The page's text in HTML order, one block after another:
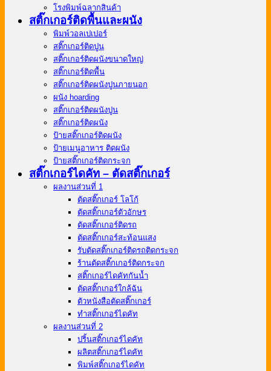
โรงพิมพ์ฉลากสินค้า
สติ๊กเกอร์ติดพื้นและผนัง
พิมพ์วอลเปเปอร์
สติ๊กเกอร์ติดปูน
สติ๊กเกอร์ติดผนังขนาดใหญ่
สติ๊กเกอร์ติดพื้น
สติ๊กเกอร์ติดผนังปูนภายนอก
ผนัง hoarding
สติ๊กเกอร์ติดผนังปูน
สติ๊กเกอร์ติดผนัง
ป้ายสติ๊กเกอร์ติดผนัง
ป้ายเมนูอาหาร ติดผนัง
ป้ายสติ๊กเกอร์ติดกระจก
สติ๊กเกอร์ไดคัท – ตัดสติ๊กเกอร์
ผลงานส่วนที่ 1
ตัดสติ๊กเกอร์ โลโก้
ตัดสติ๊กเกอร์ตัวอักษร
ตัดสติ๊กเกอร์ติดรถ
ตัดสติ๊กเกอร์สะท้อนแสง
รับตัดสติ๊กเกอร์ติดรถติดกระจก
ร้านตัดสติ๊กเกอร์ติดกระจก
สติ๊กเกอร์ไดคัทกันน้ำ
ตัดสติ๊กเกอร์ใกล้ฉัน
ตัวหนังสือตัดสติ๊กเกอร์
ทําสติ๊กเกอร์ไดคัท
ผลงานส่วนที่ 2
ปริ้นสติ๊กเกอร์ไดคัท
ผลิตสติ๊กเกอร์ไดคัท
พิมพ์สติ๊กเกอร์ไดคัท